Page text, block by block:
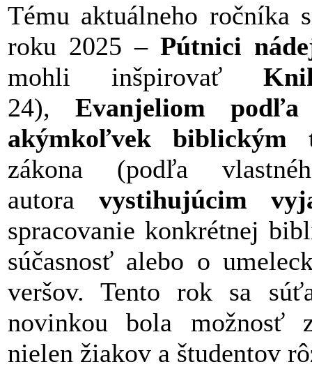
Tému aktuálneho ročníka
roku 2025 – Pútnici
mohli inšpirovať
24), Evanjeliom
akýmkoľvek biblickým
zákona (podľa
autora vystihujúcim
spracovanie konkrétnej
súčasnosť alebo o
veršov. Tento rok sa
novinkou bola možnosť
nielen žiakov a študentov